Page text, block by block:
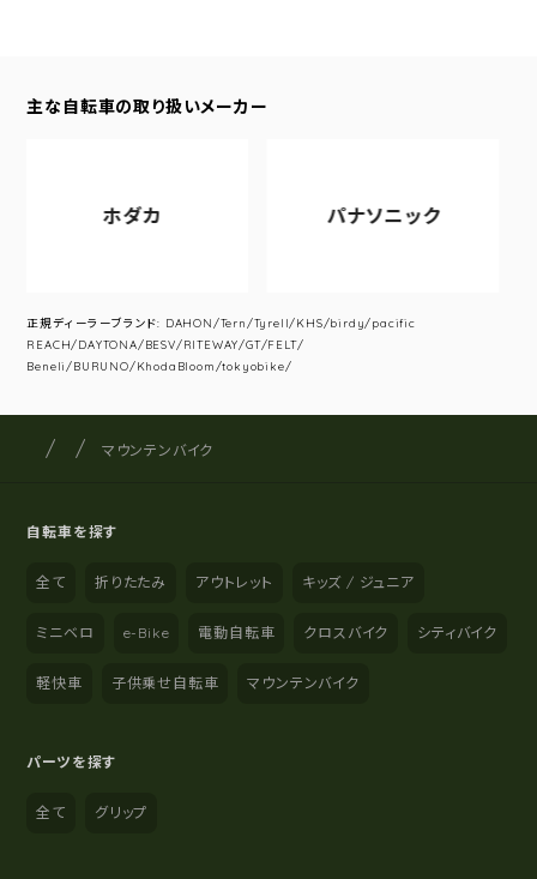
主な自転車の取り扱いメーカー
ホダカ パナソニック
正規ディーラーブランド: DAHON/Tern/Tyrell/KHS/birdy/pacific
REACH/DAYTONA/BESV/RITEWAY/GT/FELT/
Beneli/BURUNO/KhodaBloom/tokyobike/
サイト内の現在地
サイクルショップナカゴヤ
マウンテンバイク
自転車を探す
全て 折りたたみ アウトレット キッズ / ジュニア
ミニベロ e-Bike 電動自転車 クロスバイク シティバイク
軽快車 子供乗せ自転車 マウンテンバイク
パーツを探す
全て グリップ